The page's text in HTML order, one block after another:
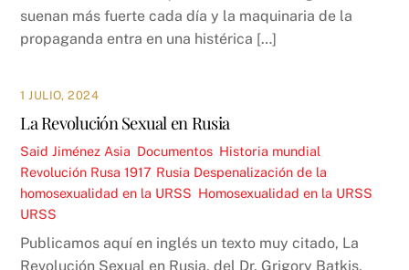
suenan más fuerte cada día y la maquinaria de la
propaganda entra en una histérica […]
1 JULIO, 2024
La Revolución Sexual en Rusia
Said Jiménez Asia Documentos Historia mundial
Revolución Rusa 1917, Rusia Despenalización de la
homosexualidad en la URSS Homosexualidad en la URSS
URSS
Publicamos aquí en inglés un texto muy citado, La
Revolución Sexual en Rusia, del Dr. Grigory Batkis,